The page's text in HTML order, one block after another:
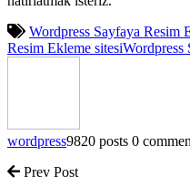
Wordpress Sayfaya Resim
Resim Ekleme sitesiWordpress
wordpress9820 posts 0
Prev Post